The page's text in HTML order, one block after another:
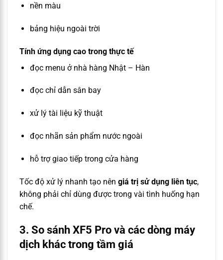
nền màu
bảng hiệu ngoài trời
Tính ứng dụng cao trong thực tế
đọc menu ở nhà hàng Nhật – Hàn
đọc chỉ dẫn sân bay
xử lý tài liệu kỹ thuật
đọc nhãn sản phẩm nước ngoài
hỗ trợ giao tiếp trong cửa hàng
Tốc độ xử lý nhanh tạo nên giá trị sử dụng liên tục,
không phải chỉ dùng được trong vài tình huống hạn
chế.
3. So sánh XF5 Pro và các dòng máy
dịch khác trong tầm giá